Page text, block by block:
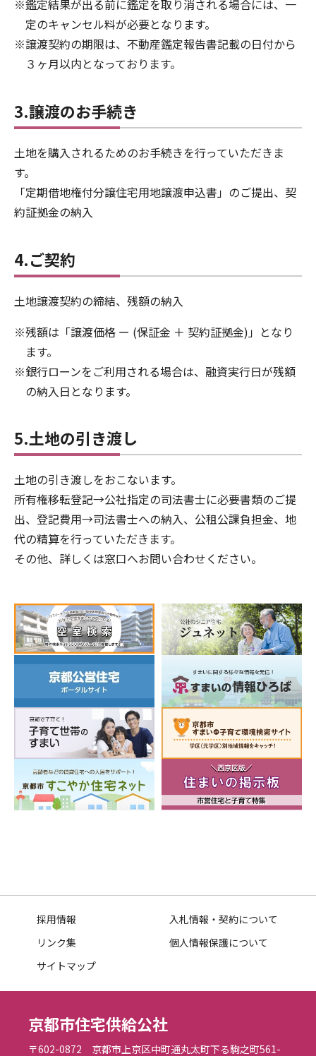
※鑑定結果が出る前に鑑定を取り消される場合には、一
定のキャンセル料が必要となります。
※譲渡契約の期限は、不動産鑑定報告書記載の日付から
３ヶ月以内となっております。
3.譲渡のお手続き
土地を購入されるためのお手続きを行っていただきま
す。
「定期借地権付分譲住宅用地譲渡申込書」のご提出、契
約証拠金の納入
4.ご契約
土地譲渡契約の締結、残額の納入
※残額は「譲渡価格 ー (保証金 ＋ 契約証拠金)」となり
ます。
※銀行ローンをご利用される場合は、融資実行日が残額
の納入日となります。
5.土地の引き渡し
土地の引き渡しをおこないます。
所有権移転登記→公社指定の司法書士に必要書類のご提
出、登記費用→司法書士への納入、公租公課負担金、地
代の精算を行っていただきます。
その他、詳しくは窓口へお問い合わせください。
採用情報
入札情報・契約について
リンク集
個人情報保護について
サイトマップ
京都市住宅供給公社
〒602-0872 京都市上京区中町通丸太町下る駒之町561-